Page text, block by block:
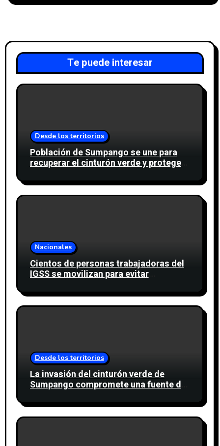
Te puede interesar
Desde los territorios
Población de Sumpango se une para
recuperar el cinturón verde y proteger
Nacionales
Cientos de personas trabajadoras del
IGSS se movilizan para evitar
Desde los territorios
La invasión del cinturón verde de
Sumpango compromete una fuente de